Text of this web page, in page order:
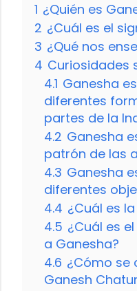
1 ¿Quién es
2 ¿Cuál es el
3 ¿Qué nos
4 Curiosidades
4.1 Ganesha
diferentes
partes de la
4.2 Ganesha
patrón de las
4.3 Ganesha
diferentes
4.4 ¿Cuál es
4.5 ¿Cuál es
a Ganesha?
4.6 ¿Cómo se
Ganesh